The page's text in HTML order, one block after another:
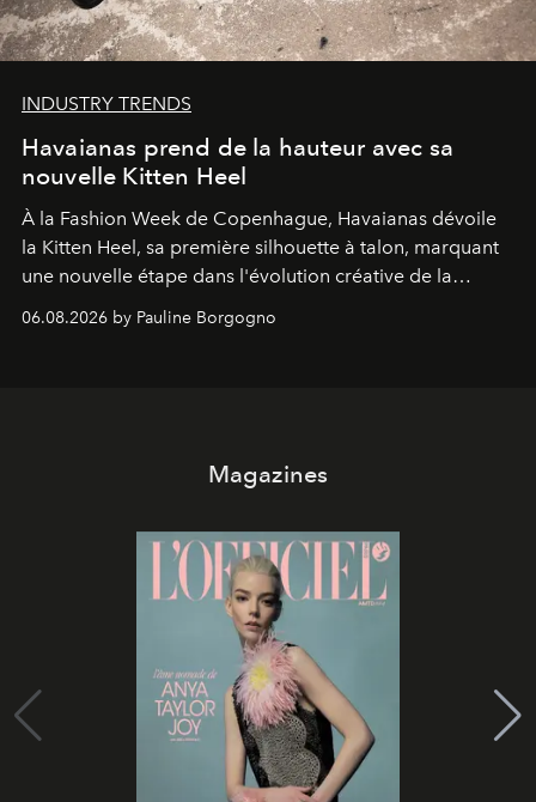
INDUSTRY TRENDS
Havaianas prend de la hauteur avec sa
nouvelle Kitten Heel
À la Fashion Week de Copenhague, Havaianas dévoile
la Kitten Heel, sa première silhouette à talon, marquant
une nouvelle étape dans l'évolution créative de la
06.08.2026 by Pauline Borgogno
Magazines